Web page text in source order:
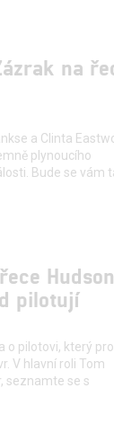
na
a Clinta
plynoucího
Bude se vám
pilotují
o pilotovi, který
V hlavní roli Tom
seznamte se s